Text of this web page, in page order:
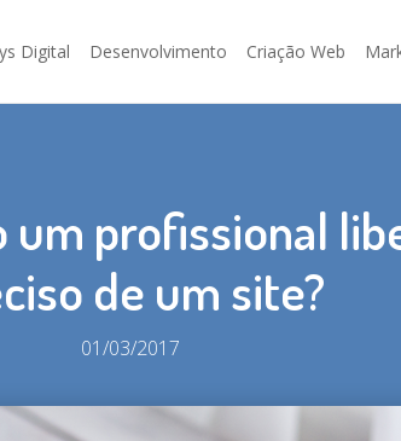
Digital Desenvolvimento Criação Web
um profissional
de um site?
01/03/2017